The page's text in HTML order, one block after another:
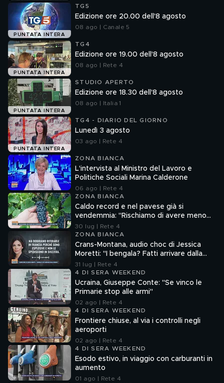
PUNTATA INTERA
TG5
Edizione ore 20.00 dell'8 agosto
08 ago | Canale 5
PUNTATA INTERA
TG4
Edizione ore 19.00 dell'8 agosto
08 ago | Rete 4
PUNTATA INTERA
STUDIO APERTO
Edizione ore 18.30 dell'8 agosto
08 ago | Italia 1
PUNTATA INTERA
TG4 - DIARIO DEL GIORNO
Lunedì 3 agosto
03 ago | Rete 4
ZONA BIANCA
L'intervista al Ministro del Lavoro e
Politiche Sociali Marina Calderone
06 ago | Rete 4
ZONA BIANCA
Caldo record e nel pavese già si
vendemmia: "Rischiamo di avere meno
vino"
30 lug | Rete 4
ZONA BIANCA
Crans-Montana, audio choc di Jessica
Moretti: "I bengala? Fatti arrivare dalla
Francia"
31 lug | Rete 4
4 DI SERA WEEKEND
Ucraina, Giuseppe Conte: "Se vinco le
Primarie stop alle armi"
02 ago | Rete 4
4 DI SERA WEEKEND
Frontiere chiuse, al via i controlli negli
aeroporti
02 ago | Rete 4
4 DI SERA WEEKEND
Esodo estivo, in viaggio con carburanti in
aumento
01 ago | Rete 4